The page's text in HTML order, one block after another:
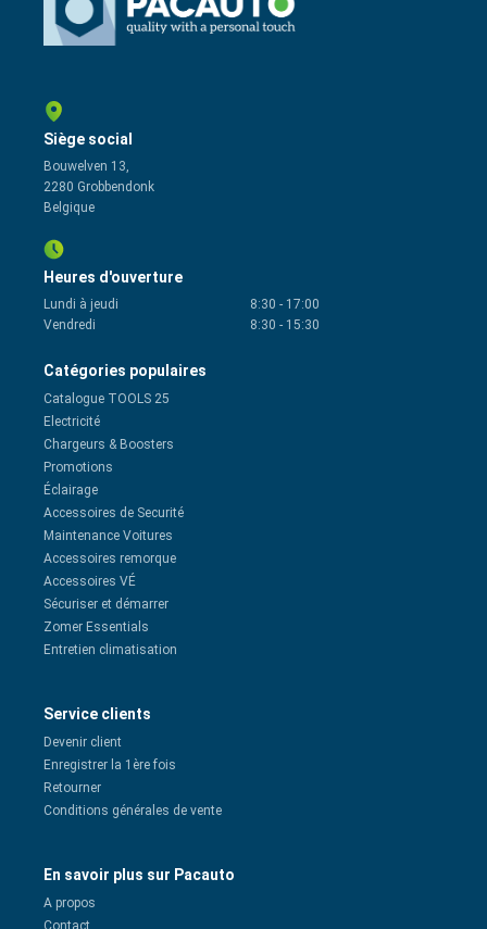
Siège social
Bouwelven 13,
2280 Grobbendonk
Belgique
Heures d'ouverture
Lundi à jeudi 8:30 - 17:00
Vendredi
8:30 - 15:30
Catégories populaires
Catalogue TOOLS 25
Electricité
Chargeurs & Boosters
Promotions
Éclairage
Accessoires de Securité
Maintenance Voitures
Accessoires remorque
Accessoires VÉ
Sécuriser et démarrer
Zomer Essentials
Entretien climatisation
Service clients
Devenir client
Enregistrer la 1ère fois
Retourner
Conditions générales de vente
En savoir plus sur Pacauto
A propos